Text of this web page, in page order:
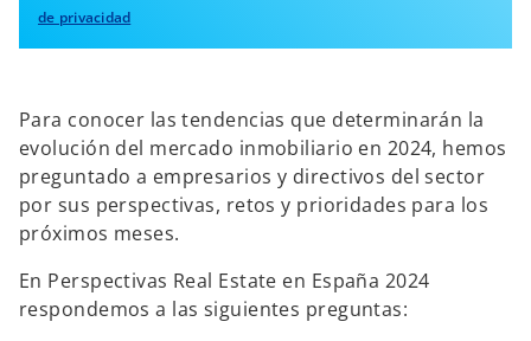
de privacidad
Para conocer las tendencias que determinarán la
evolución del mercado inmobiliario en 2024, hemos
preguntado a empresarios y directivos del sector
por sus perspectivas, retos y prioridades para los
próximos meses.
En Perspectivas Real Estate en España 2024
respondemos a las siguientes preguntas: